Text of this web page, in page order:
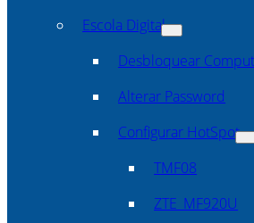
Escola Digital
Desbloquear
Alterar Password
Configurar HotSpot
TMF08
ZTE_MF920U